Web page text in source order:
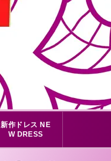
新作ドレス NE
W DRESS